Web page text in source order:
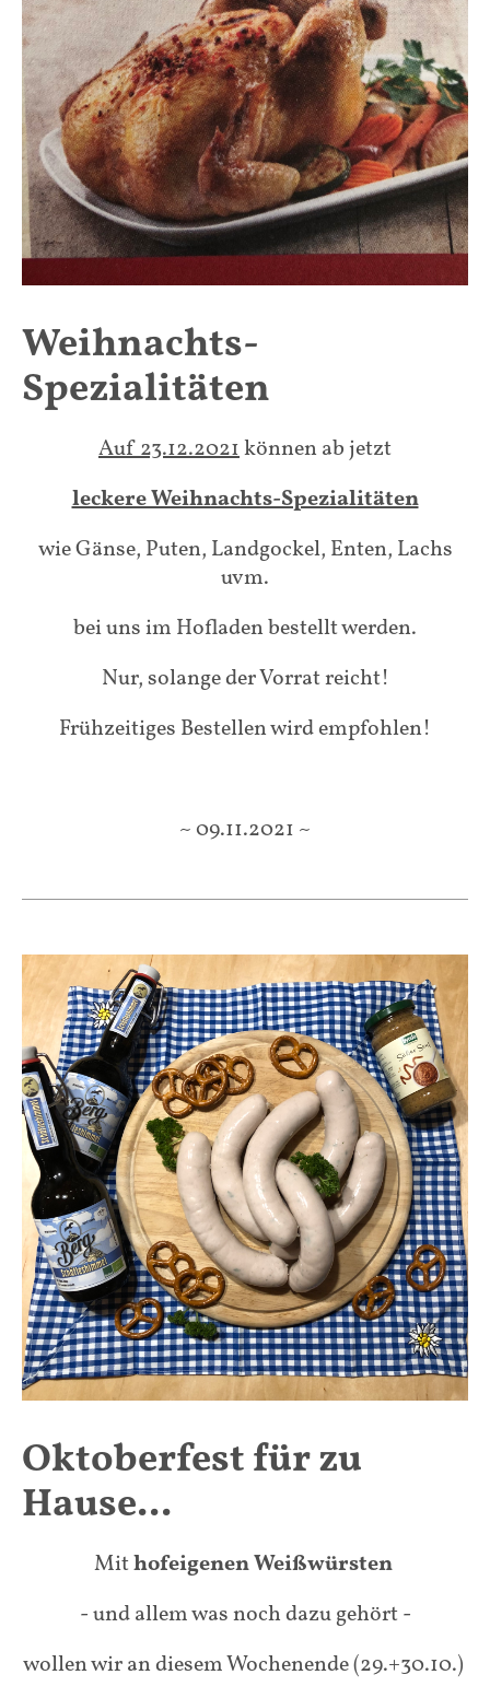
Weihnachts-
Spezialitäten
Auf 23.12.2021können ab jetzt
leckere Weihnachts-Spezialitäten
wie Gänse, Puten, Landgockel, Enten, Lachs
uvm.
bei uns im Hofladen bestellt werden.
Nur, solange der Vorrat reicht!
Frühzeitiges Bestellen wird empfohlen!
~ 09.11.2021 ~
Oktoberfest für zu
Hause...
Mithofeigenen Weißwürsten
- und allem was noch dazu gehört -
wollen wir an diesem Wochenende (29.+30.10.)